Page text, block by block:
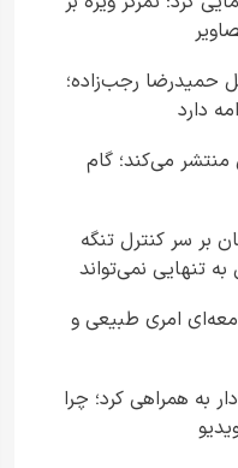
قتل حمیدرضا رجب‌زاده؛
دارد
منتشر می‌کند؛ گام
بر سر کنترل تنگه
تنهایی نمی‌تواند
امری طبیعی و
به همراهی کرد؛ چرا